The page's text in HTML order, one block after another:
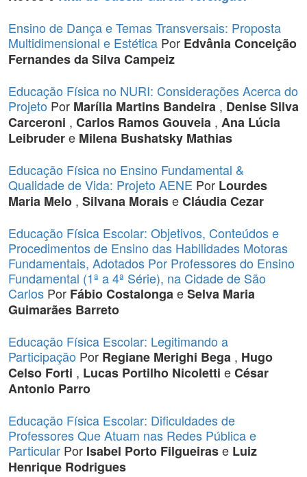
Ensino de Dança e Temas Transversais: Proposta
Multidimensional e Estética Por Edvânia Conceição
Fernandes da Silva Campeiz
Educação Física no NURI: Considerações Acerca do
Projeto Por Marília Martins Bandeira , Denise Silva
Carceroni , Carlos Ramos Gouveia , Ana Lúcia
Leibrudere Milena Bushatsky Mathias
Educação Física no Ensino Fundamental &
Qualidade de Vida: Projeto AENE Por Lourdes
Maria Melo , Silvana MoraiseCláudia Cezar
Educação Física Escolar: Objetivos, Conteúdos e
Procedimentos de Ensino das Habilidades Motoras
Fundamentais, Adotados Por Professores do Ensino
Fundamental (1ª a 4ª Série), na Cidade de São
Carlos Por Fábio CostalongaeSelva Maria
Guimarães Barreto
Educação Física Escolar: Legitimando a
Participação Por Regiane Merighi Bega , Hugo
Celso Forti , Lucas Portilho Nicoletti eCésar
Antonio Parro
Educação Física Escolar: Dificuldades de
Professores Que Atuam nas Redes Pública e
Particular Por Isabel Porto Filgueirase Luiz
Henrique Rodrigues